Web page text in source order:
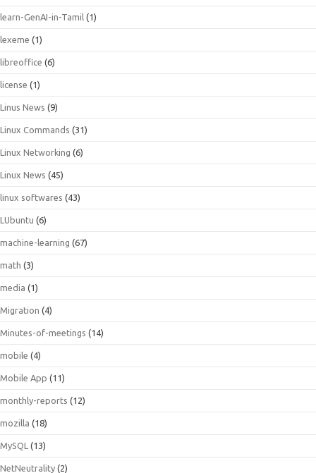
learn-GenAI-in-Tamil (1)
lexeme (1)
libreoffice (6)
license (1)
Linus News (9)
Linux Commands (31)
Linux Networking (6)
Linux News (45)
linux softwares (43)
LUbuntu (6)
machine-learning (67)
math (3)
media (1)
Migration (4)
Minutes-of-meetings (14)
mobile (4)
Mobile App (11)
monthly-reports (12)
mozilla (18)
MySQL (13)
NetNeutrality (2)